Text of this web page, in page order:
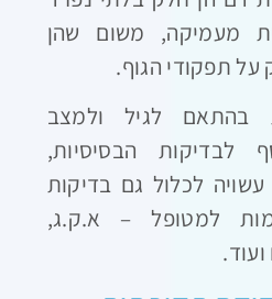
מעמיקה, משום שהן
תפקודי הגוף.
בהתאם לגיל ולמצב
לבדיקות הבסיסיות,
לכלול גם בדיקות
למטופל – א.ק.ג,